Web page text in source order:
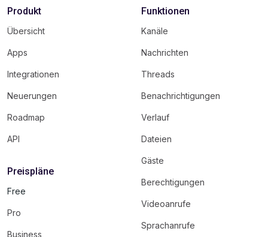
Produkt
Übersicht
Apps
Integrationen
Neuerungen
Roadmap
API
Preispläne
Free
Pro
Business
Funktionen
Kanäle
Nachrichten
Threads
Benachrichtigungen
Verlauf
Dateien
Gäste
Berechtigungen
Videoanrufe
Sprachanrufe